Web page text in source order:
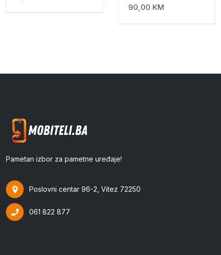
90,00 KM
Pametan izbor za pametne uređaje!
Poslovni centar 96-2, Vitez 72250
061 822 877